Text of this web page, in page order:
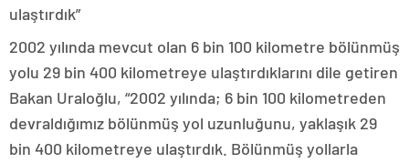
ulaştırdık”
2002 yılında mevcut olan 6 bin 100 kilometre bölünmüş
yolu 29 bin 400 kilometreye ulaştırdıklarını dile getiren
Bakan Uraloğlu, “2002 yılında; 6 bin 100 kilometreden
devraldığımız bölünmüş yol uzunluğunu, yaklaşık 29
bin 400 kilometreye ulaştırdık. Bölünmüş yollarla